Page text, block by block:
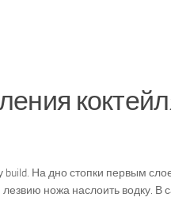
build. На дно стопки первым
ножа наслоить водку. В